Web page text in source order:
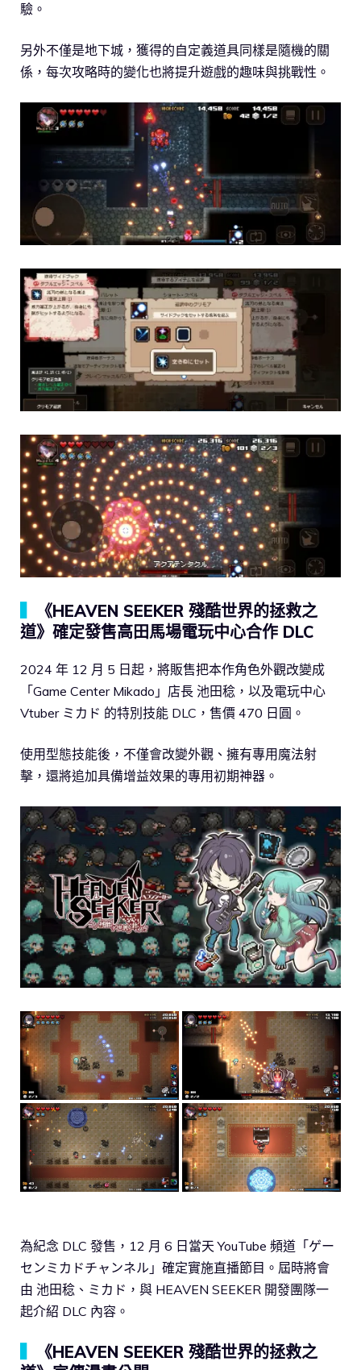
驗。
另外不僅是地下城，獲得的自定義道具同樣是隨機的關
係，每次攻略時的變化也將提升遊戲的趣味與挑戰性。
《HEAVEN SEEKER 殘酷世界的拯救之
道》確定發售高田馬場電玩中心合作 DLC
2024 年 12 月 5 日起，將販售把本作角色外觀改變成
「Game Center Mikado」店長 池田稔，以及電玩中心
Vtuber ミカド 的特別技能 DLC，售價 470 日圓。
使用型態技能後，不僅會改變外觀、擁有專用魔法射
擊，還將追加具備增益效果的專用初期神器。
為紀念 DLC 發售，12 月 6 日當天 YouTube 頻道「ゲー
センミカドチャンネル」確定實施直播節目。屆時將會
由 池田稔、ミカド，與 HEAVEN SEEKER 開發團隊一
起介紹 DLC 內容。
《HEAVEN SEEKER 殘酷世界的拯救之